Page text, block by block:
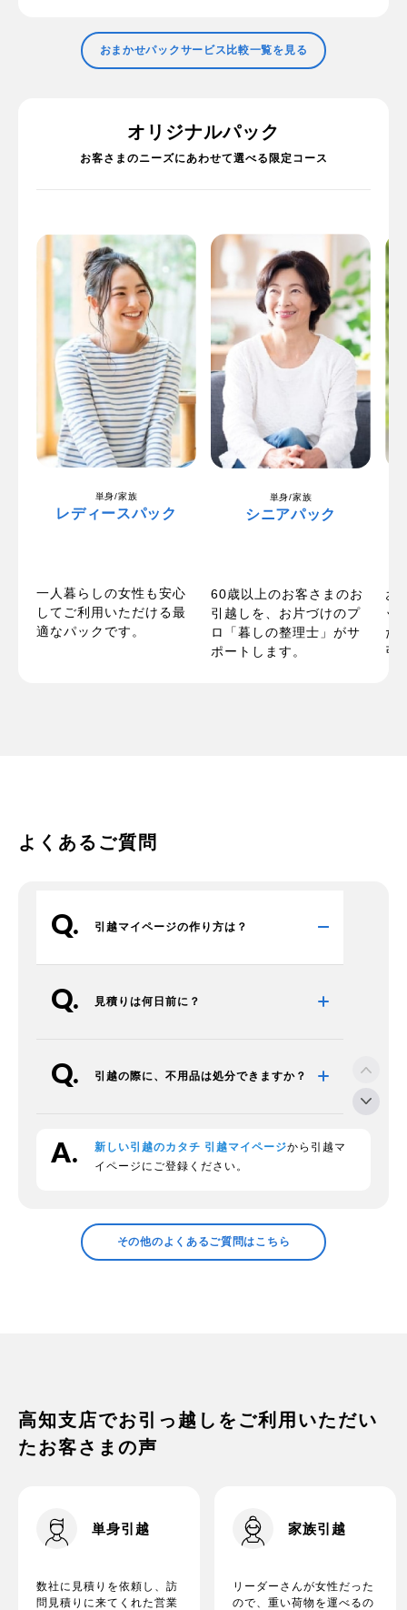
オリジナルパック
お客さまのニーズにあわせて選べる限定コース
単身/家族
レディースパック
一人暮らしの女性も安心
してご利用いただける最
適なパックです。
単身/家族
シニアパック
60歳以上のお客さまのお
引越しを、お片づけのプ
ロ「暮しの整理士」がサ
ポートします。
お
ッ
た
引
おまかせパックサービス比較一覧を見る
よくあるご質問
引越マイページの作り方は？
見積りは何日前に？
引越の際に、不用品は処分できますか？
段ボールの回収をお願いできますか？
領収証の発行などについて確認したい
新しい引越のカタチ 引越マイページから引越マ
イページにご登録ください。
その他のよくあるご質問はこちら
高知支店でお引っ越しをご利用いただい
たお客さまの声
単身引越
数社に見積りを依頼し、訪
問見積りに来てくれた営業
家族引越
リーダーさんが女性だった
ので、重い荷物を運べるの